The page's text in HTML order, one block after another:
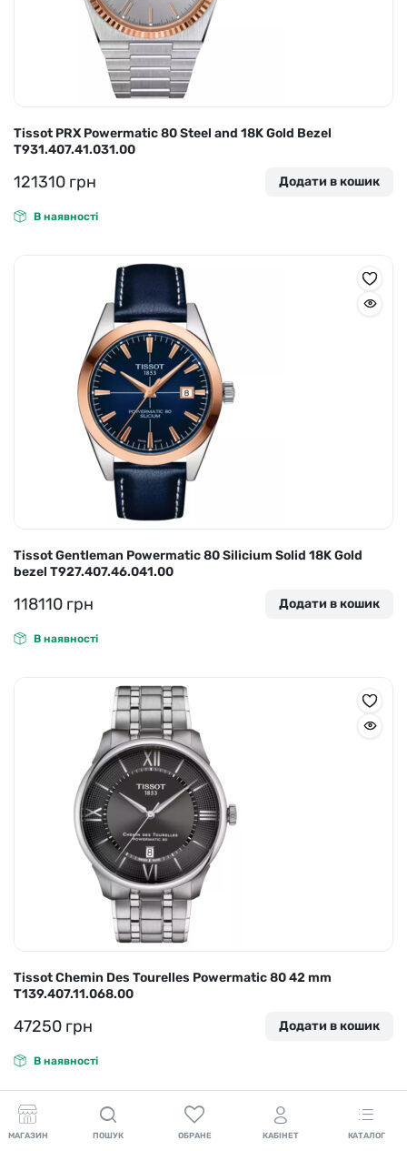
Tissot PRX Powermatic 80 Steel and 18K Gold Bezel
T931.407.41.031.00
121310 грн Додати в кошик
В наявності
Tissot Gentleman Powermatic 80 Silicium Solid 18K Gold
bezel T927.407.46.041.00
118110 грн Додати в кошик
В наявності
Tissot Chemin Des Tourelles Powermatic 80 42 mm
T139.407.11.068.00
47250 грн Додати в кошик
В наявності
МАГАЗИН ПОШУК ОБРАНЕ КАБІНЕТ КАТАЛОГ